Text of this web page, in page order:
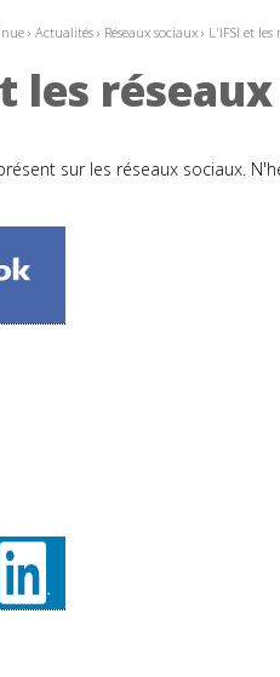
› Actualités › Réseaux sociaux › L'IFSI et les
les
sur les réseaux sociaux.